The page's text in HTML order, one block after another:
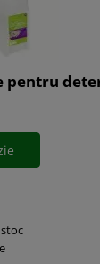
pentru